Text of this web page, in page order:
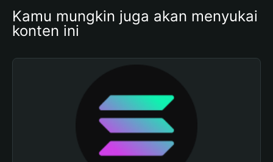
Kamu mungkin juga akan menyukai
konten ini